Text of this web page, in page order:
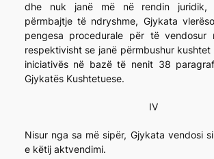
dhe nuk janë më në rendin juridik,
përmbajtje të ndryshme, Gjykata
pengesa procedurale për të vendosur
respektivisht se janë përmbushur
iniciativës në bazë të nenit 38
Gjykatës Kushtetuese.
IV
Nisur nga sa më sipër, Gjykata vendosi
e këtij aktvendimi.